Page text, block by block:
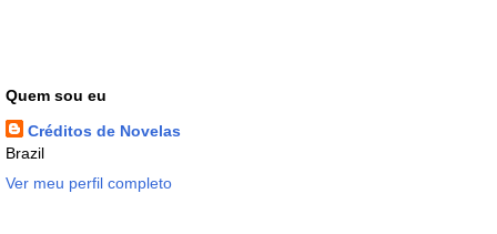
Quem sou eu
Créditos de Novelas
Brazil
Ver meu perfil completo